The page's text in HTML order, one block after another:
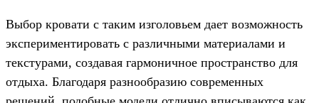
Выбор кровати с таким изголовьем дает возможность
экспериментировать с различными материалами и
текстурами, создавая гармоничное пространство для
отдыха. Благодаря разнообразию современных